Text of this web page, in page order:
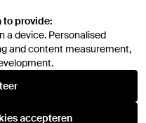
to provide:
a device. Personalised
and content measurement,
accepteren